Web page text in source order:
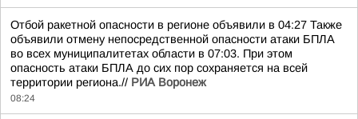
Отбой ракетной опасности в регионе объявили в 04:27 Также
объявили отмену непосредственной опасности атаки БПЛА
во всех муниципалитетах области в 07:03. При этом
опасность атаки БПЛА до сих пор сохраняется на всей
территории региона.// РИА Воронеж
08:24